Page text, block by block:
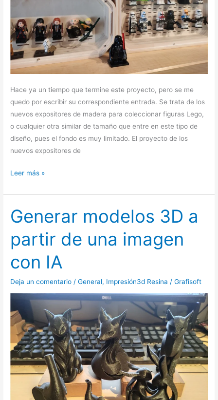
Hace ya un tiempo que termine este proyecto, pero se me
quedo por escribir su correspondiente entrada. Se trata de los
nuevos expositores de madera para coleccionar figuras Lego,
o cualquier otra similar de tamaño que entre en este tipo de
diseño, pues el fondo es muy limitado. El proyecto de los
nuevos expositores de
Leer más »
Generar modelos 3D a
partir de una imagen
con IA
Deja un comentario /General, Impresión3d Resina /Grafisoft
Generar
modelos
3D
a
partir
de
una
imagen
IA